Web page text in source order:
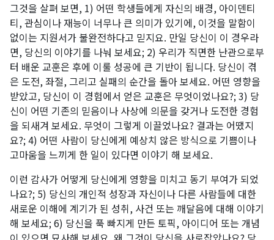
그것을 살펴 보면, 1) 어떤 학생들에게 자신의 배경, 아이덴티
티, 관심이나 재능이 너무나 큰 의미가 있기에, 이것을 말함이
없이는 지원서가 불완전하다고 믿지요. 만일 당신이 이 경우라
면, 당신의 이야기를 나눠 보세요; 2) 우리가 직면한 난관으로부
터 배운 교훈은 후에 이룰 성공에 큰 기반이 됩니다. 당신이 겪
은 도전, 좌절, 그리고 실패의 순간을 돌아 보세요. 어떤 영향을
받았고, 당신이 이 경험에서 얻은 교훈은 무엇이었나요?; 3) 당
신이 어떤 기존의 믿음이나 사상에 의문을 갖거나 도전한 경험
을 되새겨 보세요. 무엇이 그렇게 이끌었나요? 결과는 어땠지
요?; 4) 어떤 사람이 당신에게 예상치 않은 방식으로 기쁨이나
고마움을 느끼게 한 일이 있다면 이야기 해 보세요.
이런 감사가 어떻게 당신에게 영향을 미치고 동기 부여가 되었
나요?; 5) 당신의 개인적 성장과 자신이나 다른 사람들에 대한
새로운 이해에 계기가 된 성취, 사건 또는 깨달음에 대해 이야기
해 보세요; 6) 당신을 푹 빠지게 만든 토픽, 아이디어 또는 개념